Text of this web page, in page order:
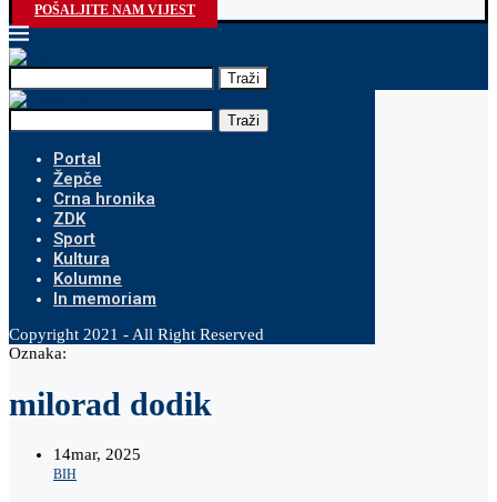
POŠALJITE NAM VIJEST
Traži
Traži
Portal
Žepče
Crna hronika
ZDK
Sport
Kultura
Kolumne
In memoriam
Copyright 2021 - All Right Reserved
Oznaka:
milorad dodik
14mar, 2025
BIH